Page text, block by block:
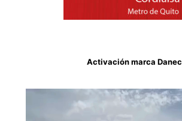
Activación marca Danec